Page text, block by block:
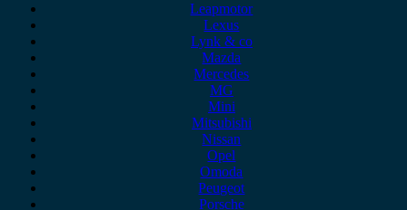
Leapmotor
Lexus
Lynk & co
Mazda
Mercedes
MG
Mini
Mitsubishi
Nissan
Opel
Omoda
Peugeot
Porsche